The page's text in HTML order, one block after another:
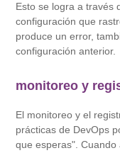
Esto se logra a través
configuración que
produce un error,
configuración anterior.
monitoreo y
El monitoreo y el
prácticas de DevOps
que esperas".